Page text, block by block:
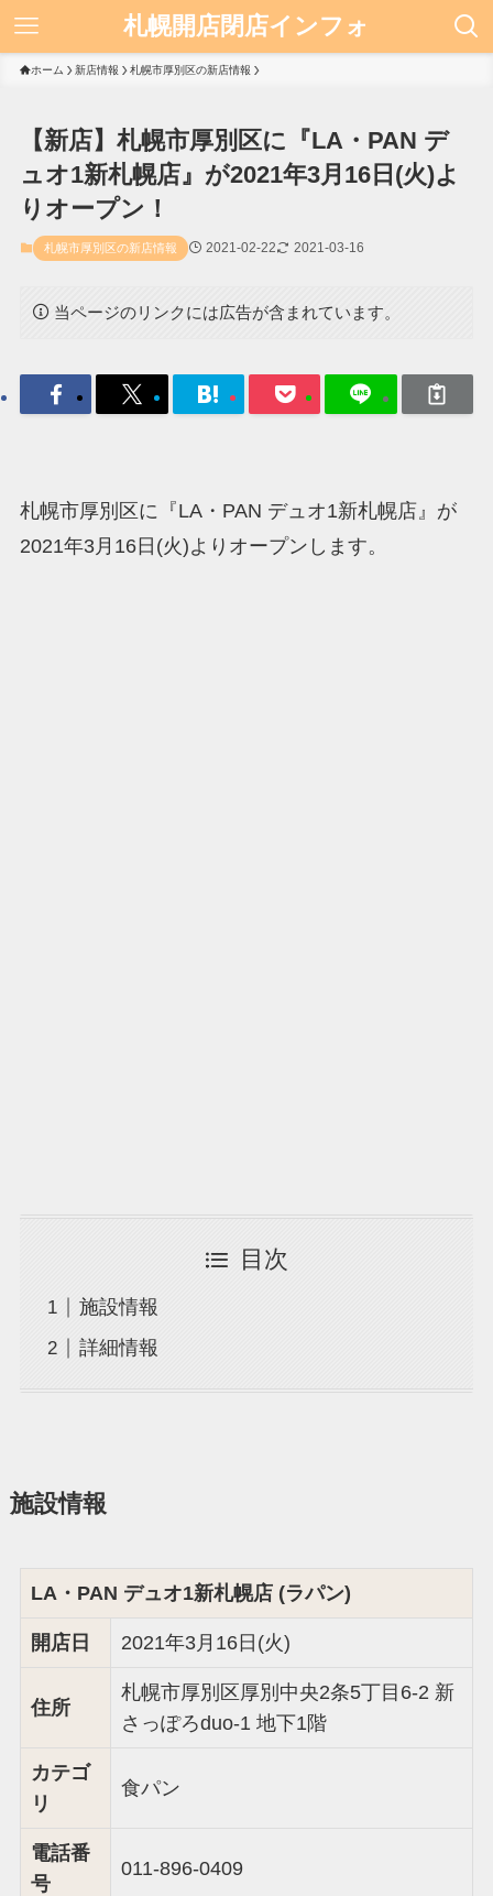
札幌開店閉店インフォ
ホーム 新店情報 札幌市厚別区の新店情報
【新店】札幌市厚別区に『LA・PAN デ
ュオ1新札幌店』が2021年3月16日(火)よ
りオープン！
札幌市厚別区の新店情報 2021-02-22 2021-03-16
当ページのリンクには広告が含まれています。
札幌市厚別区に『LA・PAN デュオ1新札幌店』が
2021年3月16日(火)よりオープンします。
目次
施設情報
詳細情報
施設情報
LA・PAN デュオ1新札幌店 (ラパン)
開店日 2021年3月16日(火)
住所
札幌市厚別区厚別中央2条5丁目6-2 新
さっぽろduo-1 地下1階
カテゴ
リ
食パン
電話番
号
011-896-0409